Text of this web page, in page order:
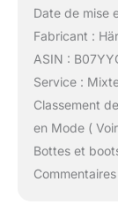
Date de mise
Fabricant :
ASIN :
Service :
Classement
en Mode (
Bottes et